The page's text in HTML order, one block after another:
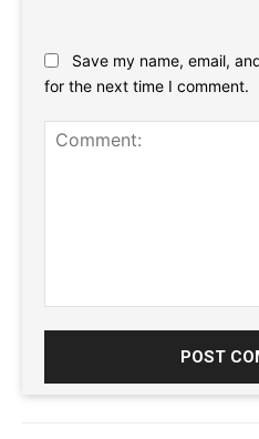
Save my name, email,
for the next time I comment.